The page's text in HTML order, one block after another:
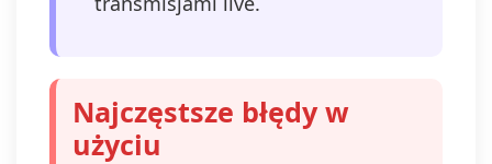
Najczęstsze błędy w
użyciu